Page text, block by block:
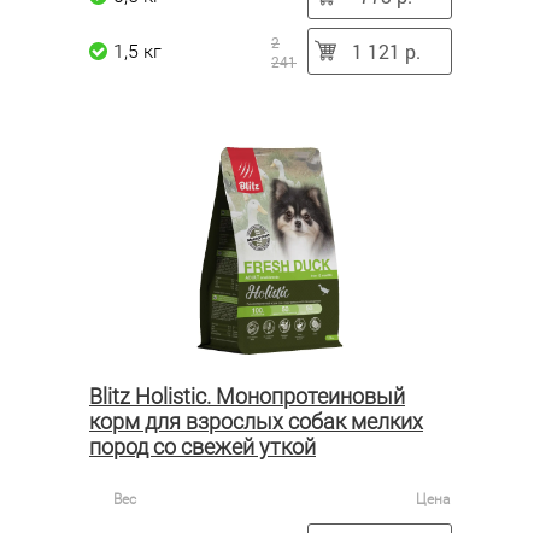
1,5 кг
2
241
1 121 р.
Blitz Holistic. Монопротеиновый
корм для взрослых собак мелких
пород со свежей уткой
Вес Цена